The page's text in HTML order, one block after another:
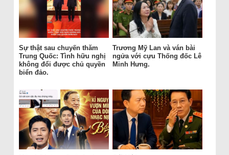
Sự thật sau chuyến thăm
Trung Quốc: Tình hữu nghị
không đổi được chủ quyền
biển đảo.
Trương Mỹ Lan và ván bài
ngửa với cựu Thống đốc Lê
Minh Hưng.